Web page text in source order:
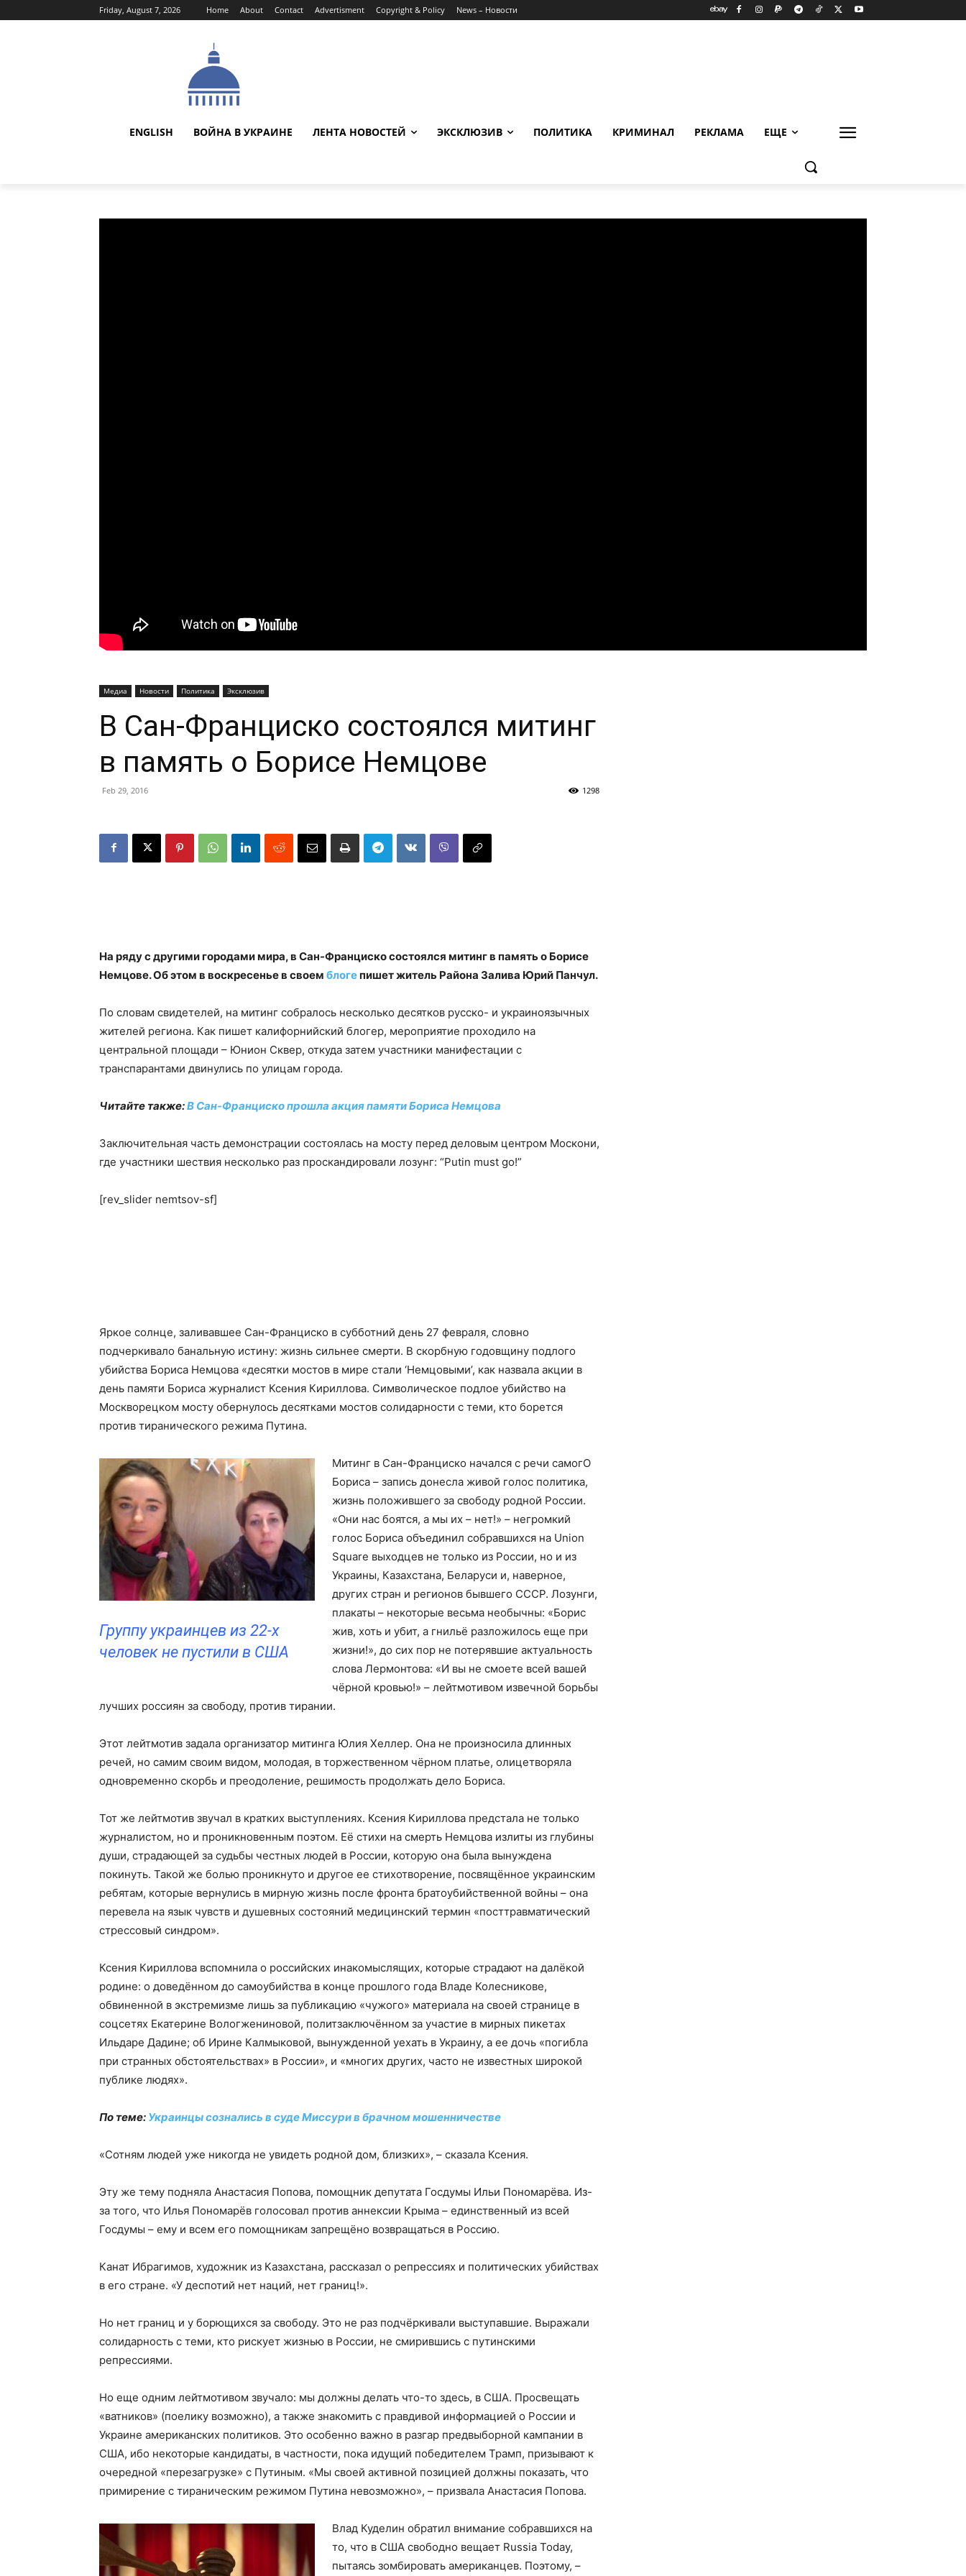
Friday, August 7, 2026 Home About Contact Advertisment Copyright & Policy News – Новости
ENGLISH ВОЙНА В УКРАИНЕ ЛЕНТА НОВОСТЕЙ ЭКСКЛЮЗИВ ПОЛИТИКА КРИМИНАЛ РЕКЛАМА ЕЩЕ
Медиа Новости Политика Эксклюзив
В Сан-Франциско состоялся митинг
в память о Борисе Немцове
Feb 29, 2016 1298
На ряду с другими городами мира, в Сан-Франциско состоялся митинг в память о Борисе
Немцове. Об этом в воскресенье в своем блогепишет житель Района Залива Юрий Панчул.
По словам свидетелей, на митинг собралось несколько десятков русско- и украиноязычных
жителей региона. Как пишет калифорнийский блогер, мероприятие проходило на
центральной площади – Юнион Сквер, откуда затем участники манифестации с
транспарантами двинулись по улицам города.
Читайте также:В Сан-Франциско прошла акция памяти Бориса Немцова
Заключительная часть демонстрации состоялась на мосту перед деловым центром Москони,
где участники шествия несколько раз проскандировали лозунг: “Putin must go!”
[rev_slider nemtsov-sf]
Яркое солнце, заливавшее Сан-Франциско в субботний день 27 февраля, словно
подчеркивало банальную истину: жизнь сильнее смерти. В скорбную годовщину подлого
убийства Бориса Немцова «десятки мостов в мире стали ‘Немцовыми’, как назвала акции в
день памяти Бориса журналист Ксения Кириллова. Символическое подлое убийство на
Москворецком мосту обернулось десятками мостов солидарности с теми, кто борется
против тиранического режима Путина.
Группу украинцев из 22-х
человек не пустили в США
Митинг в Сан-Франциско начался с речи самогО
Бориса – запись донесла живой голос политика,
жизнь положившего за свободу родной России.
«Они нас боятся, а мы их – нет!» – негромкий
голос Бориса объединил собравшихся на Union
Square выходцев не только из России, но и из
Украины, Казахстана, Беларуси и, наверное,
других стран и регионов бывшего СССР. Лозунги,
плакаты – некоторые весьма необычны: «Борис
жив, хоть и убит, а гнильё разложилось еще при
жизни!», до сих пор не потерявшие актуальность
слова Лермонтова: «И вы не смоете всей вашей
чёрной кровью!» – лейтмотивом извечной борьбы
лучших россиян за свободу, против тирании.
Этот лейтмотив задала организатор митинга Юлия Хеллер. Она не произносила длинных
речей, но самим своим видом, молодая, в торжественном чёрном платье, олицетворяла
одновременно скорбь и преодоление, решимость продолжать дело Бориса.
Тот же лейтмотив звучал в кратких выступлениях. Ксения Кириллова предстала не только
журналистом, но и проникновенным поэтом. Её стихи на смерть Немцова излиты из глубины
души, страдающей за судьбы честных людей в России, которую она была вынуждена
покинуть. Такой же болью проникнуто и другое ее стихотворение, посвящённое украинским
ребятам, которые вернулись в мирную жизнь после фронта братоубийственной войны – она
перевела на язык чувств и душевных состояний медицинский термин «посттравматический
стрессовый синдром».
Ксения Кириллова вспомнила о российских инакомыслящих, которые страдают на далёкой
родине: о доведённом до самоубийства в конце прошлого года Владе Колесникове,
обвиненной в экстремизме лишь за публикацию «чужого» материала на своей странице в
соцсетях Екатерине Вологжениновой, политзаключённом за участие в мирных пикетах
Ильдаре Дадине; об Ирине Калмыковой, вынужденной уехать в Украину, а ее дочь «погибла
при странных обстоятельствах» в России», и «многих других, часто не известных широкой
публике людях».
По теме: Украинцы сознались в суде Миссури в брачном мошенничестве
«Сотням людей уже никогда не увидеть родной дом, близких», – сказала Ксения.
Эту же тему подняла Анастасия Попова, помощник депутата Госдумы Ильи Пономарёва. Из-
за того, что Илья Пономарёв голосовал против аннексии Крыма – единственный из всей
Госдумы – ему и всем его помощникам запрещёно возвращаться в Россию.
Канат Ибрагимов, художник из Казахстана, рассказал о репрессиях и политических убийствах
в его стране. «У деспотий нет наций, нет границ!».
Но нет границ и у борющихся за свободу. Это не раз подчёркивали выступавшие. Выражали
солидарность с теми, кто рискует жизнью в России, не смирившись с путинскими
репрессиями.
Но еще одним лейтмотивом звучало: мы должны делать что-то здесь, в США. Просвещать
«ватников» (поелику возможно), а также знакомить с правдивой информацией о России и
Украине американских политиков. Это особенно важно в разгар предвыборной кампании в
США, ибо некоторые кандидаты, в частности, пока идущий победителем Трамп, призывают к
очередной «перезагрузке» с Путиным. «Мы своей активной позицией должны показать, что
примирение с тираническим режимом Путина невозможно», – призвала Анастасия Попова.
Влад Куделин обратил внимание собравшихся на
то, что в США свободно вещает Russia Today,
пытаясь зомбировать американцев. Поэтому, –